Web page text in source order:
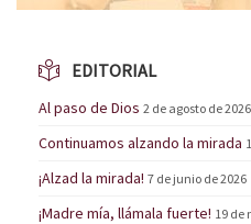
EDITORIAL
Al paso de Dios 2 de agosto de 2026
Continuamos alzando la mirada
¡Alzad la mirada! 7 de junio de 2026
¡Madre mía, llámala fuerte! 19 de